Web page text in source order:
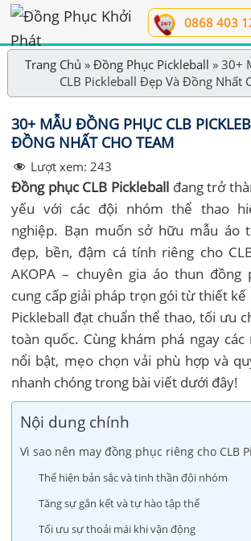
0868 403
Trang Chủ »Đồng Phục Pickleball »30+
CLB Pickleball Đẹp Và Đồng Nhất
30+ MẪU ĐỒNG PHỤC CLB
ĐỒNG NHẤT CHO TEAM
Lượt xem: 243
Đồng phục CLB Pickleball đang trở
yếu với các đội nhóm thể thao
nghiệp. Bạn muốn sở hữu mẫu áo
đẹp, bền, đậm cá tính riêng cho
AKOPA – chuyên gia áo thun đồng
cung cấp giải pháp trọn gói từ thiết kế
Pickleball đạt chuẩn thể thao, tối ưu
toàn quốc. Cùng khám phá ngay
nổi bật, mẹo chọn vải phù hợp và
nhanh chóng trong bài viết dưới đây!
Nội dung chính
Vì sao nên may đồng phục riêng cho CLB
Thể hiện bản sắc và tinh thần đội nhóm
Tăng sự gắn kết và tự hào tập thể
Tối ưu sự thoải mái khi vận động